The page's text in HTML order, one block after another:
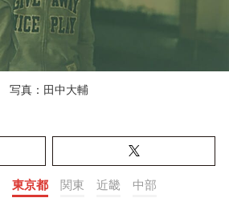
写真：田中大輔
東京都 関東 近畿 中部